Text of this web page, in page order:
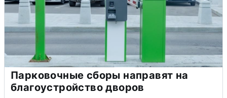
Парковочные сборы направят на
благоустройство дворов